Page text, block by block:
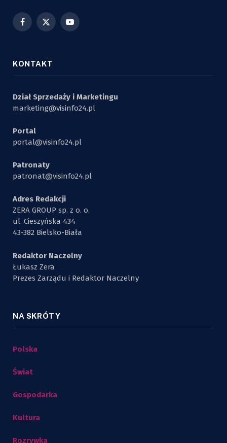
Facebook
X
YouTube
KONTAKT
Dział Sprzedaży i Marketingu
marketing@visinfo24.pl
Portal
portal@visinfo24.pl
Patronaty
patronat@visinfo24.pl
Adres Redakcji
ZERA GROUP sp. z o. o.
ul. Cieszyńska 434
43-382 Bielsko-Biała
Redaktor Naczelny
Łukasz Zera
Prezes Zarządu i Redaktor Naczelny
NA SKRÓTY
Polska
Świat
Gospodarka
Kultura
Rozrywka